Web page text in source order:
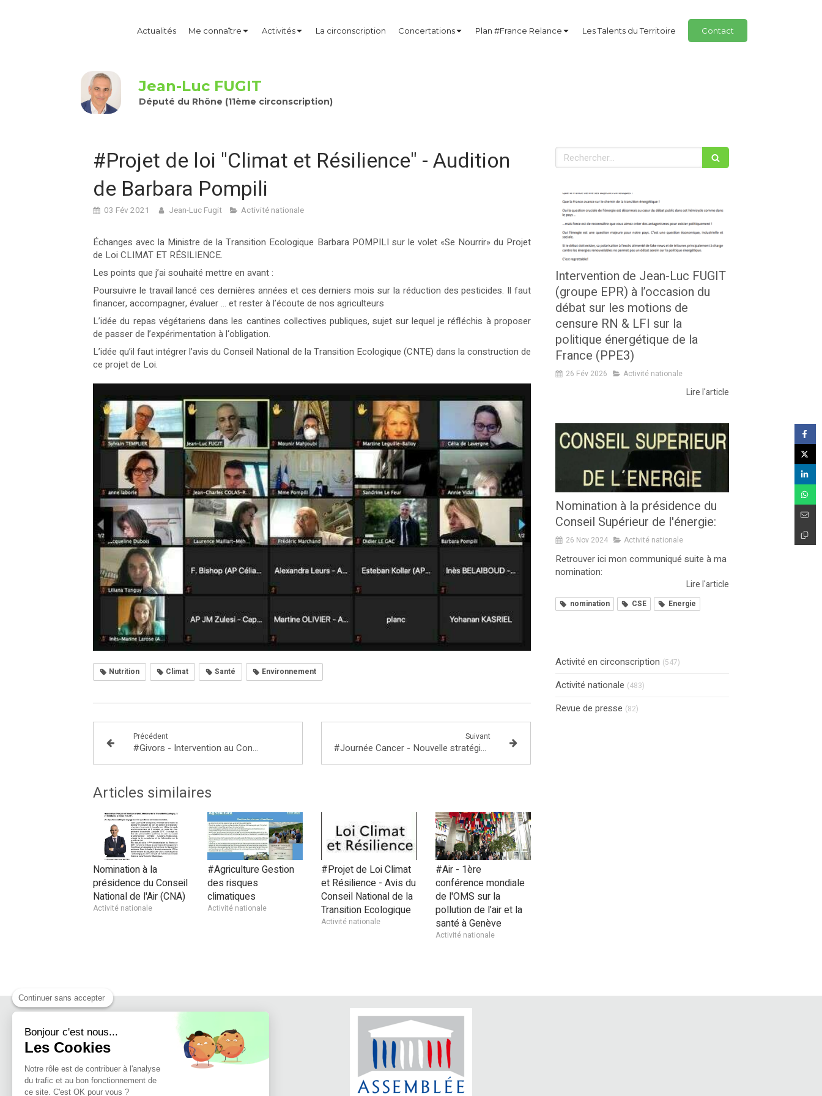
Actualités Me connaître Activités La circonscription Concertations Plan #France Relance Les Talents du Territoire Contact
Jean-Luc FUGIT
Député du Rhône (11ème circonscription)
#Projet de loi "Climat et Résilience" - Audition
de Barbara Pompili
03 Fév 2021 Jean-Luc Fugit Activité nationale
Échanges avec la Ministre de la Transition Ecologique Barbara POMPILI sur le volet «Se Nourrir» du Projet
de Loi CLIMAT ET RÉSILIENCE.
Les points que j’ai souhaité mettre en avant :
Poursuivre le travail lancé ces dernières années et ces derniers mois sur la réduction des pesticides. Il faut
financer, accompagner, évaluer ... et rester à l’écoute de nos agriculteurs
L’idée du repas végétariens dans les cantines collectives publiques, sujet sur lequel je réfléchis à proposer
de passer de l’expérimentation à l‘obligation.
L’idée qu’il faut intégrer l’avis du Conseil National de la Transition Ecologique (CNTE) dans la construction de
ce projet de Loi.
Nutrition Climat Santé Environnement
Précédent
#Givors - Intervention au Conseil de la Vie Lycéenne Aragon/Picasso
Suivant
#Journée Cancer - Nouvelle stratégie décennale de lutte contre les cancers en France
Articles similaires
Nomination à la
présidence du Conseil
National de l'Air (CNA)
Activité nationale
#Agriculture Gestion
des risques
climatiques
Activité nationale
#Projet de Loi Climat
et Résilience - Avis du
Conseil National de la
Transition Ecologique
Activité nationale
#Air - 1ère
conférence mondiale
de l'OMS sur la
pollution de l’air et la
santé à Genève
Activité nationale
Rechercher
Intervention de Jean-Luc FUGIT
(groupe EPR) à l’occasion du
débat sur les motions de
censure RN & LFI sur la
politique énergétique de la
France (PPE3)
26 Fév 2026 Activité nationale
Lire l'article
Nomination à la présidence du
Conseil Supérieur de l'énergie:
26 Nov 2024 Activité nationale
Retrouver ici mon communiqué suite à ma
nomination:
Lire l'article
nomination CSE Energie
Activité en circonscription (547)
Activité nationale (483)
Revue de presse (82)
Continuer sans accepter
Bonjour c'est nous...
Les Cookies
Notre rôle est de contribuer à l'analyse
du trafic et au bon fonctionnement de
ce site. C'est OK pour vous ?